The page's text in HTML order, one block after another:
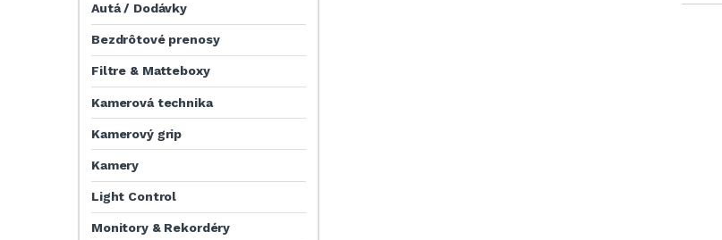
Autá / Dodávky
Bezdrôtové prenosy
Filtre & Matteboxy
Kamerová technika
Kamerový grip
Kamery
Light Control
Monitory & Rekordéry